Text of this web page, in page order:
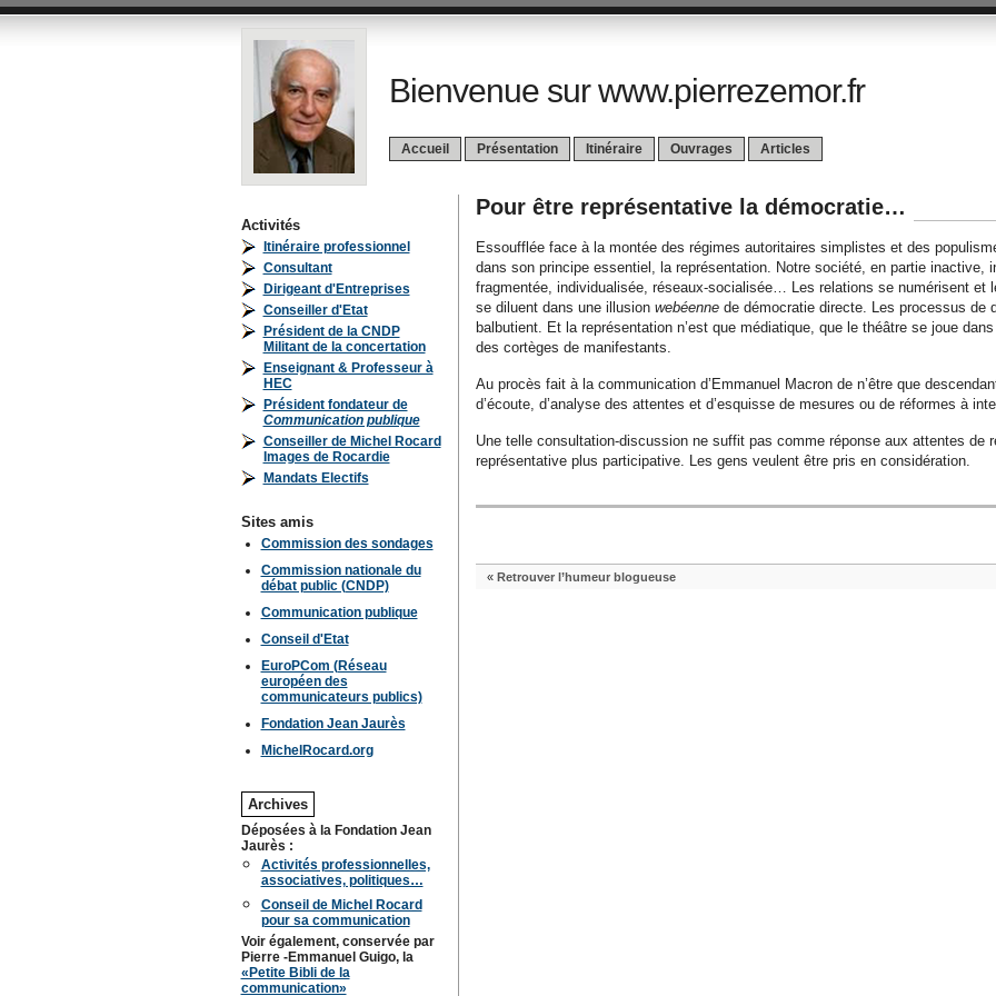
Bienvenue sur www.pierrezemor.fr
Accueil Présentation Itinéraire Ouvrages Articles
Pour être représentative la démocratie…
Essoufflée face à la montée des régimes autoritaires simplistes et des
dans son principe essentiel, la représentation. Notre société, en partie inactive,
fragmentée, individualisée, réseaux-socialisée… Les relations se numérisent et
se diluent dans une illusion webéennede démocratie directe. Les processus de
balbutient. Et la représentation n’est que médiatique, que le théâtre se joue
des cortèges de manifestants.
Au procès fait à la communication d’Emmanuel Macron de n’être que
d’écoute, d’analyse des attentes et d’esquisse de mesures ou de réformes à
Une telle consultation-discussion ne suffit pas comme réponse aux attentes de
représentative plus participative. Les gens veulent être pris en considération.
« Retrouver l’humeur blogueuse
Activités
Itinéraire professionnel
Consultant
Dirigeant d'Entreprises
Conseiller d'Etat
Président de la CNDP
Militant de la concertation
Enseignant & Professeur à
HEC
Président fondateur de
Communication publique
Conseiller de Michel Rocard
Images de Rocardie
Mandats Electifs
Sites amis
Commission des sondages
Commission nationale du
débat public (CNDP)
Communication publique
Conseil d'Etat
EuroPCom (Réseau
européen des
communicateurs publics)
Fondation Jean Jaurès
MichelRocard.org
Archives
Déposées à la Fondation Jean
Jaurès :
Activités professionnelles,
associatives, politiques…
Conseil de Michel Rocard
pour sa communication
Voir également, conservée par
Pierre -Emmanuel Guigo, la
«Petite Bibli de la
communication»